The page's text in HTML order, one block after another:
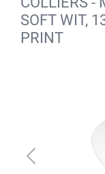
SOFT WIT,
PRINT